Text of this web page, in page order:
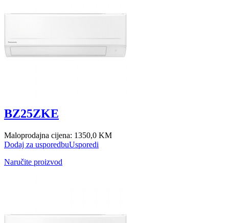
BZ25ZKE
Maloprodajna cijena: 1350,0 KM
Dodaj za usporedbuUsporedi
Naručite proizvod